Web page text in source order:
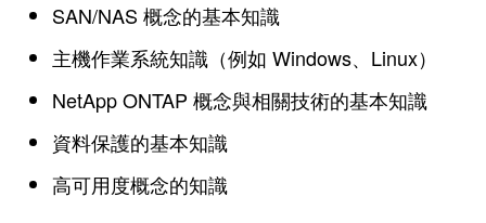
SAN/NAS 概念的基本知識
主機作業系統知識（例如 Windows、Linux）
NetApp ONTAP 概念與相關技術的基本知識
資料保護的基本知識
高可用度概念的知識